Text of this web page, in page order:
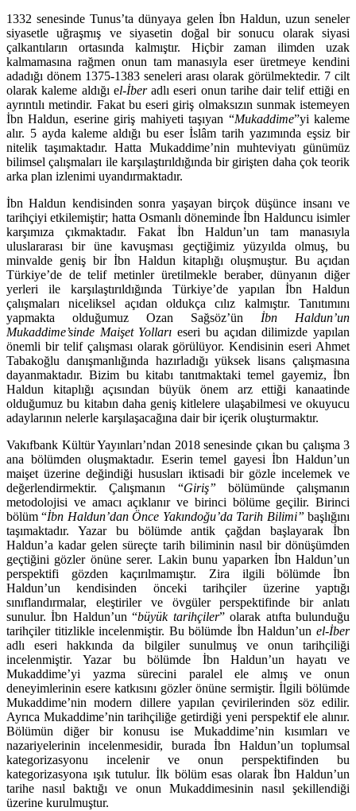
1332 senesinde Tunus’ta dünyaya gelen İbn Haldun, uzun seneler
siya­setle uğraşmış ve siyasetin doğal bir sonucu olarak siyasi
çalkantıların orta­sında kalmıştır. Hiçbir zaman ilimden uzak
kalmamasına rağmen onun tam manasıyla eser üretmeye kendini
adadığı dönem 1375-1383 seneleri arası olarak görülmektedir. 7 cilt
olarak kaleme aldığı el-İberadlı eseri onun tarihe dair telif ettiği en
ayrıntılı metindir. Fakat bu eseri giriş olmaksızın sunmak istemeyen
İbn Haldun, eserine giriş mahiyeti taşıyan “Mukaddime”yi kaleme
alır. 5 ayda kaleme aldığı bu eser İslâm tarih yazımında eşsiz bir
nitelik taşı­maktadır. Hatta Mukaddime’nin muhteviyatı günümüz
bilimsel çalışmaları ile karşılaştırıldığında bir girişten daha çok teorik
arka plan izlenimi uyandır­maktadır.
İbn Haldun kendisinden sonra yaşayan birçok düşünce insanı ve
tarihçiyi etkilemiştir; hatta Osmanlı döneminde İbn Halduncu isimler
karşımıza çık­maktadır. Fakat İbn Haldun’un tam manasıyla
uluslararası bir üne kavuşması geçtiğimiz yüzyılda olmuş, bu
minvalde geniş bir İbn Haldun kitaplığı oluş­muştur. Bu açıdan
Türkiye’de de telif metinler üretilmekle beraber, dünyanın diğer
yerleri ile karşılaştırıldığında Türkiye’de yapılan İbn Haldun
çalışmaları niceliksel açıdan oldukça cılız kalmıştır. Tanıtımını
yapmakta olduğumuz Ozan Sağsöz’ün İbn Haldun’un
Mukaddime’sinde Maişet Yollarıeseri bu açı­dan dilimizde yapılan
önemli bir telif çalışması olarak görülüyor. Kendisinin eseri Ahmet
Tabakoğlu danışmanlığında hazırladığı yüksek lisans çalışmasına
dayanmaktadır. Bizim bu kitabı tanıtmaktaki temel gayemiz, İbn
Haldun ki­taplığı açısından büyük önem arz ettiği kanaatinde
olduğumuz bu kitabın daha geniş kitlelere ulaşabilmesi ve okuyucu
adaylarının nelerle karşılaşaca­ğına dair bir içerik oluşturmaktır.
Vakıfbank Kültür Yayınları’ndan 2018 senesinde çıkan bu çalışma 3
ana bölümden oluşmaktadır. Eserin temel gayesi İbn Haldun’un
maişet üzerine değindiği hususları iktisadi bir gözle incelemek ve
değerlendirmektir. Çalış­manın “Giriş” bölümünde çalışmanın
metodolojisi ve amacı açıklanır ve bi­rinci bölüme geçilir. Birinci
bölüm “İbn Haldun’dan Önce Yakındoğu’da Tarih Bilimi”başlığını
taşımaktadır. Yazar bu bölümde antik çağdan başlayarak İbn
Haldun’a kadar gelen süreçte tarih biliminin nasıl bir dönüşümden
geçtiğini gözler önüne serer. Lakin bunu yaparken İbn Haldun’un
perspektifi gözden kaçırılmamıştır. Zira ilgili bölümde İbn
Haldun’un kendisinden önceki tarihçi­ler üzerine yaptığı
sınıflandırmalar, eleştiriler ve övgüler perspektifinde bir anlatı
sunulur. İbn Haldun’un “büyük tarihçiler” olarak atıfta bulunduğu
ta­rihçiler titizlikle incelenmiştir. Bu bölümde İbn Haldun’un el-İber
adlı eseri hakkında da bilgiler sunulmuş ve onun tarihçiliği
incelenmiştir. Yazar bu bö­lümde İbn Haldun’un hayatı ve
Mukaddime’yi yazma sürecini paralel ele al­mış ve onun
deneyimlerinin esere katkısını gözler önüne sermiştir. İlgili bö­lümde
Mukaddime’nin modern dillere yapılan çevirilerinden söz edilir.
Ayrıca Mukaddime’nin tarihçiliğe getirdiği yeni perspektif ele alınır.
Bölümün diğer bir konusu ise Mukaddime’nin kısımları ve
nazariyelerinin incelenmesidir, burada İbn Haldun’un toplumsal
kategorizasyonu incelenir ve onun perspek­tifinden bu
kategorizasyona ışık tutulur. İlk bölüm esas olarak İbn Haldun’un
tarihe nasıl baktığı ve onun Mukaddimesinin nasıl şekillendiği
üzerine kurul­muştur.